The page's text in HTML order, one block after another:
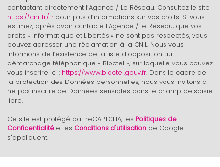
statistiques
Nombre d'habitants
343 631
Propriétaires (vs. locataires)
47,47 %
Taxe habitation
21,31 %
Taxe foncière
23,12 %
Habitants de moins de 25 ans
28,27 %
Habitants de plus de 55 ans
34,25 %
Nombre d'enfants par famille
Familles sans enfant
48,67 %
contactant directement l’Agence / Le Réseau. Consultez le site
https://cnil.fr/fr pour plus d’informations sur vos droits. Si vous
estimez, après avoir contacté l'Agence / le Réseau, que vos
droits « Informatique et Libertés » ne sont pas respectés, vous
pouvez adresser une réclamation à la CNIL. Nous vous
informons de l’existence de la liste d'opposition au
démarchage téléphonique « Bloctel », sur laquelle vous pouvez
vous inscrire ici : https://www.bloctel.gouv.fr. Dans le cadre de
la protection des Données personnelles, nous vous invitons à
ne pas inscrire de Données sensibles dans le champ de saisie
libre.
Ce site est protégé par reCAPTCHA, les Politiques de
Confidentialité et es Conditions d'utilisation de Google
s'appliquent.